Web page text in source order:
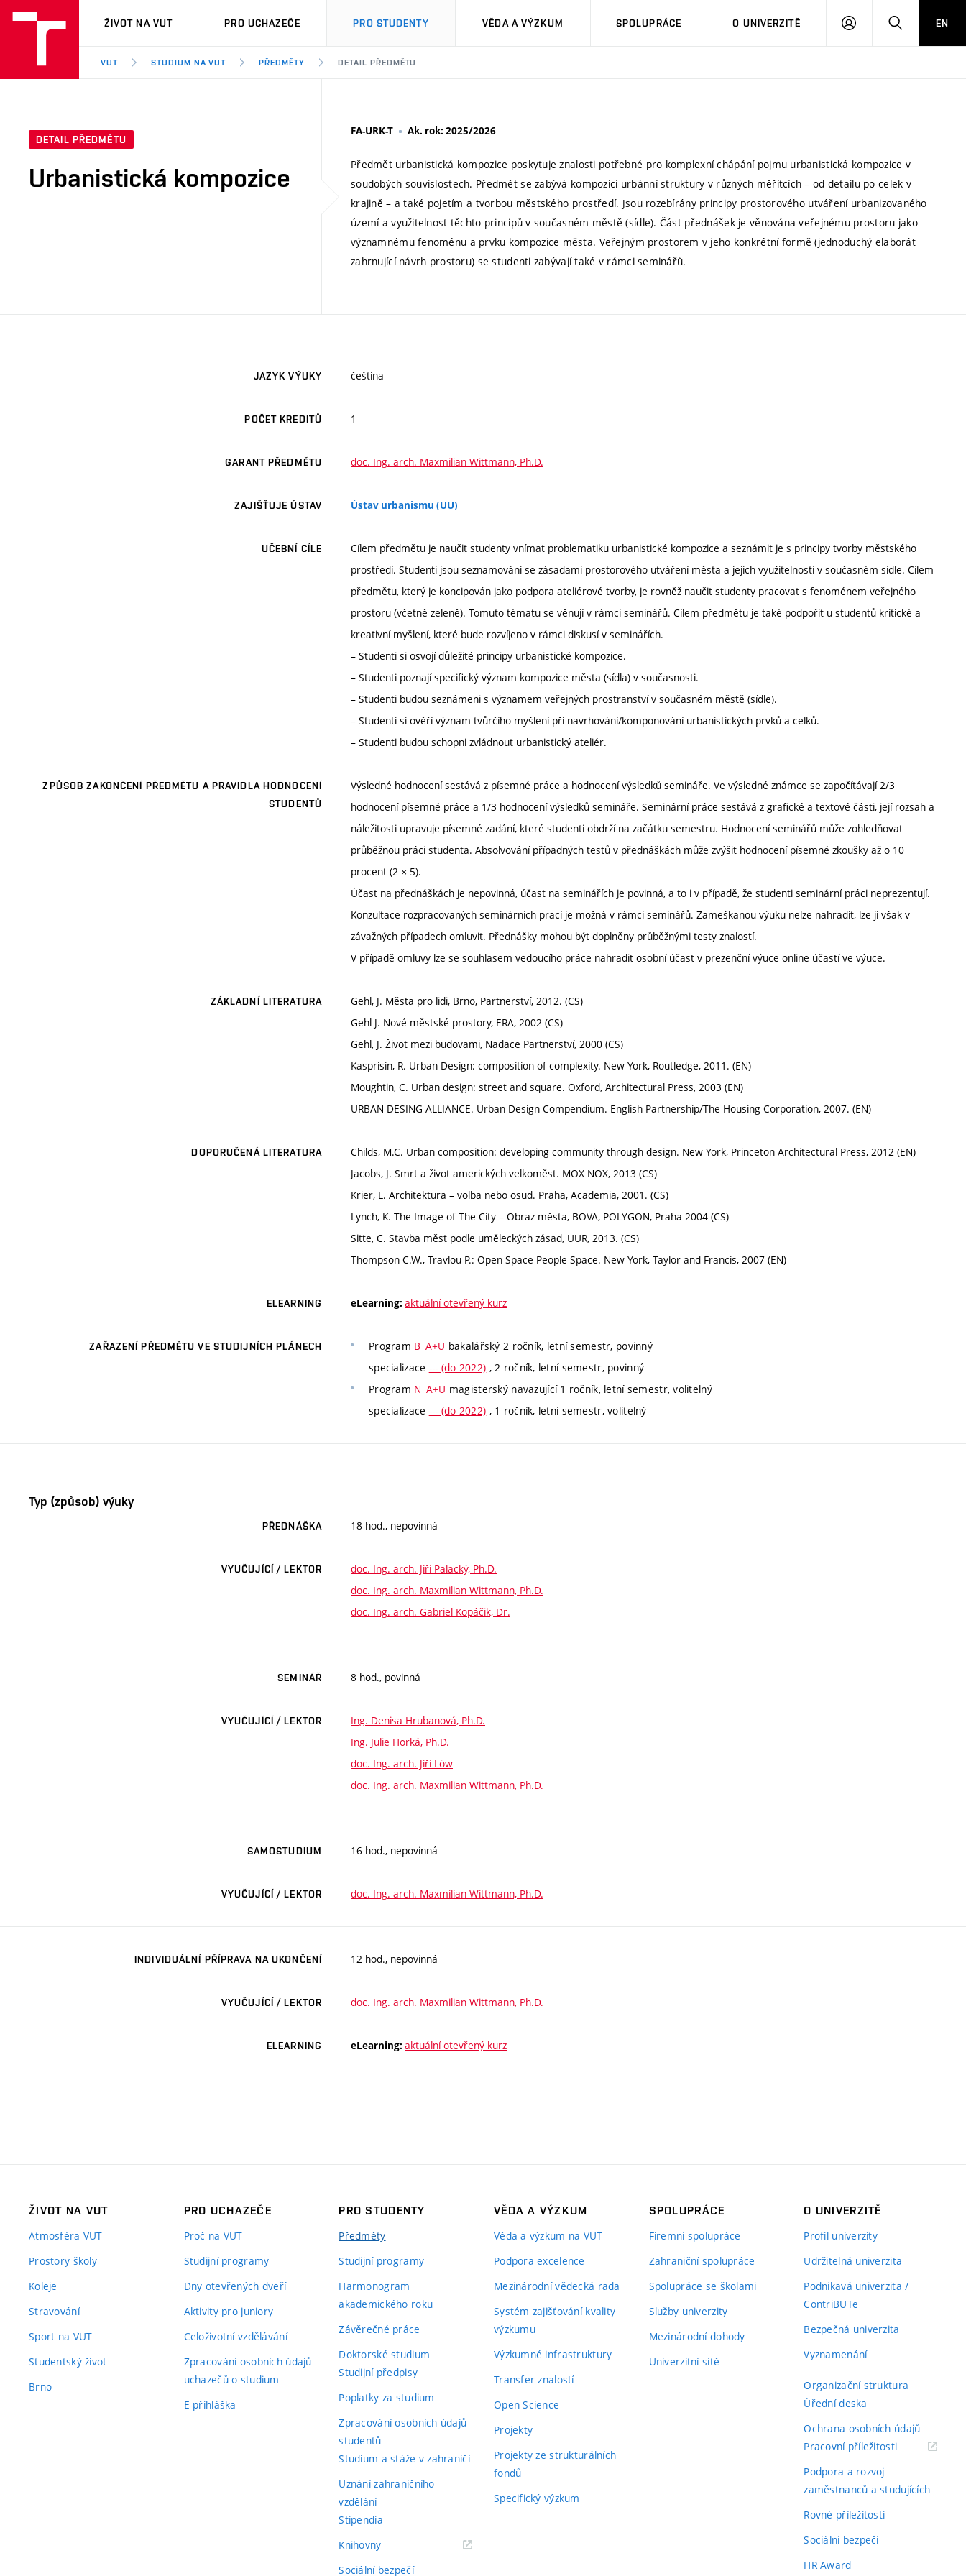
VUT
ŽIVOT NA VUT PRO UCHAZEČE PRO STUDENTY VĚDA A VÝZKUM SPOLUPRÁCE O UNIVERZITĚ
PŘIHLÁSIT HLEDATEN
VUT STUDIUM NA VUT PŘEDMĚTY DETAIL PŘEDMĚTU
DETAIL PŘEDMĚTU
Urbanistická kompozice
FA-URK-T Ak. rok: 2025/2026
Předmět urbanistická kompozice poskytuje znalosti potřebné pro komplexní chápání pojmu urbanistická kompozice v
soudobých souvislostech. Předmět se zabývá kompozicí urbánní struktury v různých měřítcích – od detailu po celek v
krajině – a také pojetím a tvorbou městského prostředí. Jsou rozebírány principy prostorového utváření urbanizovaného
území a využitelnost těchto principů v současném městě (sídle). Část přednášek je věnována veřejnému prostoru jako
významnému fenoménu a prvku kompozice města. Veřejným prostorem v jeho konkrétní formě (jednoduchý elaborát
zahrnující návrh prostoru) se studenti zabývají také v rámci seminářů.
JAZYK VÝUKY čeština
POČET KREDITŮ 1
GARANT PŘEDMĚTU doc. Ing. arch. Maxmilian Wittmann, Ph.D.
ZAJIŠŤUJE ÚSTAV Ústav urbanismu (UU)
UČEBNÍ CÍLE
Cílem předmětu je naučit studenty vnímat problematiku urbanistické kompozice a seznámit je s principy tvorby městského
prostředí. Studenti jsou seznamováni se zásadami prostorového utváření města a jejich využitelností v současném sídle. Cílem
předmětu, který je koncipován jako podpora ateliérové tvorby, je rovněž naučit studenty pracovat s fenoménem veřejného
prostoru (včetně zeleně). Tomuto tématu se věnují v rámci seminářů. Cílem předmětu je také podpořit u studentů kritické a
kreativní myšlení, které bude rozvíjeno v rámci diskusí v seminářích.
– Studenti si osvojí důležité principy urbanistické kompozice.
– Studenti poznají specifický význam kompozice města (sídla) v současnosti.
– Studenti budou seznámeni s významem veřejných prostranství v současném městě (sídle).
– Studenti si ověří význam tvůrčího myšlení při navrhování/komponování urbanistických prvků a celků.
– Studenti budou schopni zvládnout urbanistický ateliér.
ZPŮSOB ZAKONČENÍ PŘEDMĚTU A PRAVIDLA HODNOCENÍ
STUDENTŮ
Výsledné hodnocení sestává z písemné práce a hodnocení výsledků semináře. Ve výsledné známce se započítávají 2/3
hodnocení písemné práce a 1/3 hodnocení výsledků semináře. Seminární práce sestává z grafické a textové části, její rozsah a
náležitosti upravuje písemné zadání, které studenti obdrží na začátku semestru. Hodnocení seminářů může zohledňovat
průběžnou práci studenta. Absolvování případných testů v přednáškách může zvýšit hodnocení písemné zkoušky až o 10
procent (2 × 5).
Účast na přednáškách je nepovinná, účast na seminářích je povinná, a to i v případě, že studenti seminární práci neprezentují.
Konzultace rozpracovaných seminárních prací je možná v rámci seminářů. Zameškanou výuku nelze nahradit, lze ji však v
závažných případech omluvit. Přednášky mohou být doplněny průběžnými testy znalostí.
V případě omluvy lze se souhlasem vedoucího práce nahradit osobní účast v prezenční výuce online účastí ve výuce.
ZÁKLADNÍ LITERATURA
Gehl, J. Města pro lidi, Brno, Partnerství, 2012. (CS)
Gehl J. Nové městské prostory, ERA, 2002 (CS)
Gehl, J. Život mezi budovami, Nadace Partnerství, 2000 (CS)
Kasprisin, R. Urban Design: composition of complexity. New York, Routledge, 2011. (EN)
Moughtin, C. Urban design: street and square. Oxford, Architectural Press, 2003 (EN)
URBAN DESING ALLIANCE. Urban Design Compendium. English Partnership/The Housing Corporation, 2007. (EN)
DOPORUČENÁ LITERATURA
Childs, M.C. Urban composition: developing community through design. New York, Princeton Architectural Press, 2012 (EN)
Jacobs, J. Smrt a život amerických velkoměst. MOX NOX, 2013 (CS)
Krier, L. Architektura – volba nebo osud. Praha, Academia, 2001. (CS)
Lynch, K. The Image of The City – Obraz města, BOVA, POLYGON, Praha 2004 (CS)
Sitte, C. Stavba měst podle uměleckých zásad, UUR, 2013. (CS)
Thompson C.W., Travlou P.: Open Space People Space. New York, Taylor and Francis, 2007 (EN)
ELEARNING eLearning: aktuální otevřený kurz
ZAŘAZENÍ PŘEDMĚTU VE STUDIJNÍCH PLÁNECH Program B_A+U bakalářský 2 ročník, letní semestr, povinný
specializace --- (do 2022) , 2 ročník, letní semestr, povinný
Program N_A+U magisterský navazující 1 ročník, letní semestr, volitelný
specializace --- (do 2022) , 1 ročník, letní semestr, volitelný
Typ (způsob) výuky
PŘEDNÁŠKA 18 hod., nepovinná
VYUČUJÍCÍ / LEKTOR
doc. Ing. arch. Jiří Palacký, Ph.D.
doc. Ing. arch. Maxmilian Wittmann, Ph.D.
doc. Ing. arch. Gabriel Kopáčik, Dr.
SEMINÁŘ 8 hod., povinná
VYUČUJÍCÍ / LEKTOR
Ing. Denisa Hrubanová, Ph.D.
Ing. Julie Horká, Ph.D.
doc. Ing. arch. Jiří Löw
doc. Ing. arch. Maxmilian Wittmann, Ph.D.
SAMOSTUDIUM 16 hod., nepovinná
VYUČUJÍCÍ / LEKTOR doc. Ing. arch. Maxmilian Wittmann, Ph.D.
INDIVIDUÁLNÍ PŘÍPRAVA NA UKONČENÍ 12 hod., nepovinná
VYUČUJÍCÍ / LEKTOR doc. Ing. arch. Maxmilian Wittmann, Ph.D.
ELEARNING eLearning: aktuální otevřený kurz
ŽIVOT NA VUT
Atmosféra VUT
Prostory školy
Koleje
Stravování
Sport na VUT
Studentský život
Brno
PRO UCHAZEČE
Proč na VUT
Studijní programy
Dny otevřených dveří
Aktivity pro juniory
Celoživotní vzdělávání
Zpracování osobních údajů
uchazečů o studium
E-přihláška
PRO STUDENTY
Předměty
Studijní programy
Harmonogram
akademického roku
Závěrečné práce
Doktorské studium
Studijní předpisy
Poplatky za studium
Zpracování osobních údajů
studentů
Studium a stáže v zahraničí
Uznání zahraničního
vzdělání
Stipendia
Knihovny(externí
Sociální bezpečí
VĚDA A VÝZKUM
Věda a výzkum na VUT
Podpora excelence
Mezinárodní vědecká rada
Systém zajišťování kvality
výzkumu
Výzkumné infrastruktury
Transfer znalostí
Open Science
Projekty
Projekty ze strukturálních
fondů
Specifický výzkum
SPOLUPRÁCE
Firemní spolupráce
Zahraniční spolupráce
Spolupráce se školami
Služby univerzity
Mezinárodní dohody
Univerzitní sítě
O UNIVERZITĚ
Profil univerzity
Udržitelná univerzita
Podnikavá univerzita /
ContriBUTe
Bezpečná univerzita
Vyznamenání
Organizační struktura
Úřední deska
Ochrana osobních údajů
Pracovní příležitosti(externí
Podpora a rozvoj
zaměstnanců a studujících
Rovné příležitosti
Sociální bezpečí
HR Award